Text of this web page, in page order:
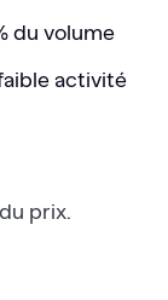
du volume
activité
prix.